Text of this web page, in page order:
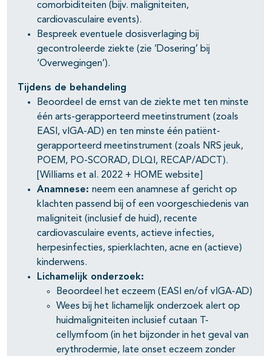
comorbiditeiten (bijv. maligniteiten,
cardiovasculaire events).
Bespreek eventuele dosisverlaging bij
gecontroleerde ziekte (zie ‘Dosering’ bij
‘Overwegingen’).
Tijdens de behandeling
Beoordeel de ernst van de ziekte met ten minste
één arts-gerapporteerd meetinstrument (zoals
EASI, vIGA-AD) en ten minste één patiënt-
gerapporteerd meetinstrument (zoals NRS jeuk,
POEM, PO-SCORAD, DLQI, RECAP/ADCT).
[Williams et al. 2022 + HOME website]
Anamnese: neem een anamnese af gericht op
klachten passend bij of een voorgeschiedenis van
maligniteit (inclusief de huid), recente
cardiovasculaire events, actieve infecties,
herpesinfecties, spierklachten, acne en (actieve)
kinderwens.
Lichamelijk onderzoek:
Beoordeel het eczeem (EASI en/of vIGA-AD)
Wees bij het lichamelijk onderzoek alert op
huidmaligniteiten inclusief cutaan T-
cellymfoom (in het bijzonder in het geval van
erythrodermie, late onset eczeem zonder